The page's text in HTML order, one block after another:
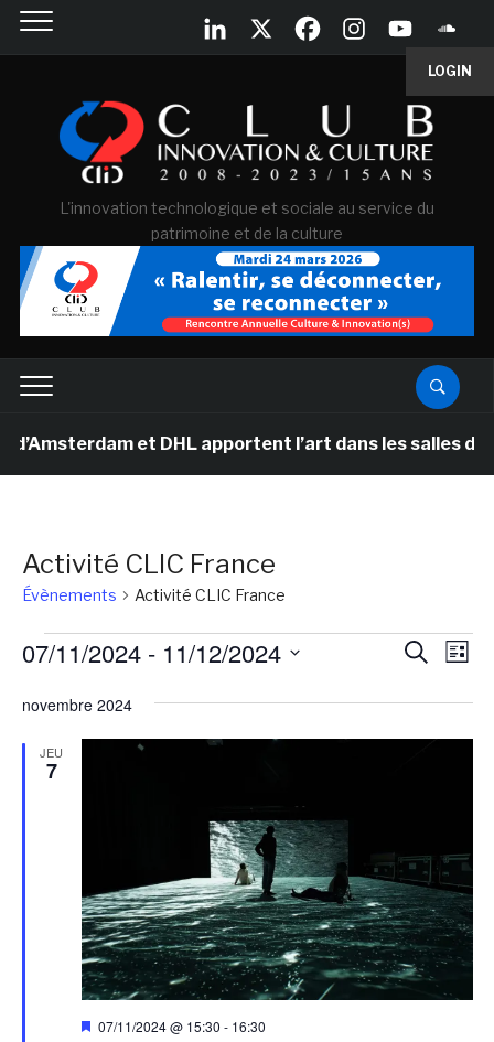
LOGIN
L'innovation technologique et sociale au service du
patrimoine et de la culture
et DHL apportent l’art dans les salles de
Activité CLIC France
Évènements Activité CLIC France
Évènements Liste
07/11/2024 - 11/12/2024
une
date.
novembre 2024
JEU
7
Mis
07/11/2024 @ 15:30 - 16:30